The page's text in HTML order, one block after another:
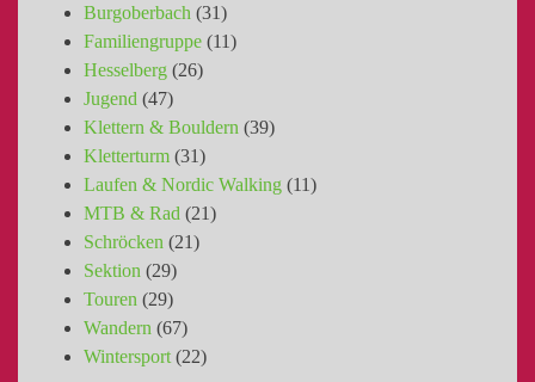
Burgoberbach (31)
Familiengruppe (11)
Hesselberg (26)
Jugend (47)
Klettern & Bouldern (39)
Kletterturm (31)
Laufen & Nordic Walking (11)
MTB & Rad (21)
Schröcken (21)
Sektion (29)
Touren (29)
Wandern (67)
Wintersport (22)